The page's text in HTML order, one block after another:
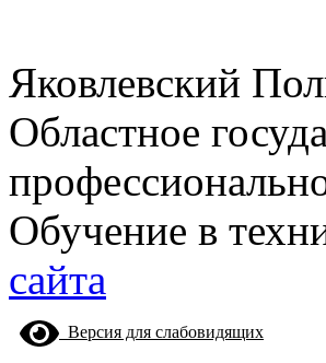
Яковлевский
Областное
Обучение в
сайта
Версия для слабовидящих